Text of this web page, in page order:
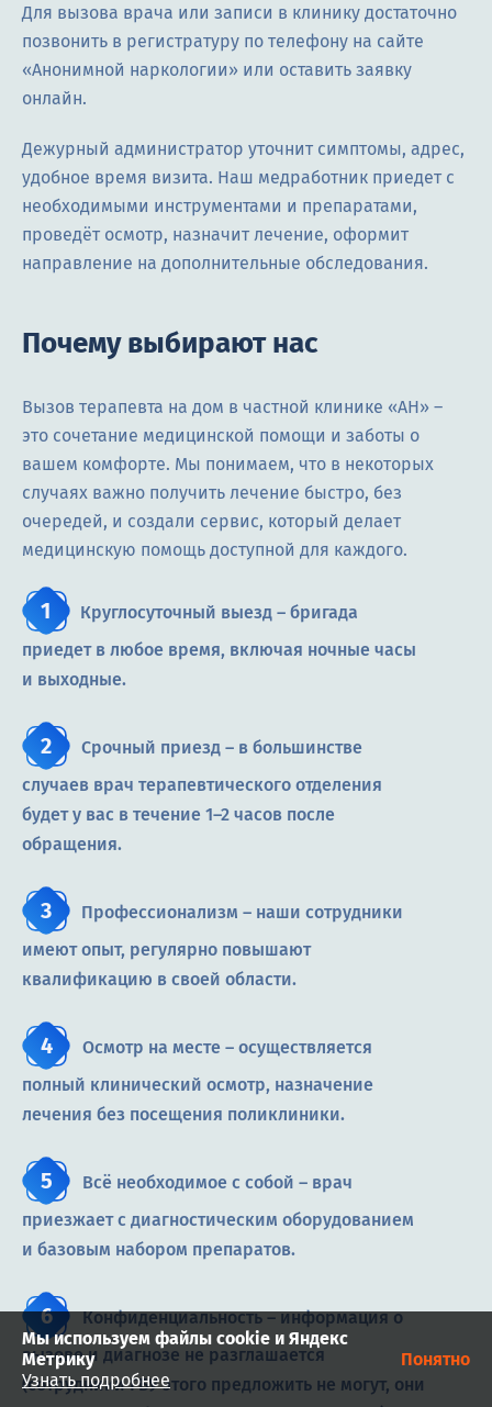
Для вызова врача или записи в клинику достаточно
позвонить в регистратуру по телефону на сайте
«Анонимной наркологии» или оставить заявку
онлайн.
Дежурный администратор уточнит симптомы, адрес,
удобное время визита. Наш медработник приедет с
необходимыми инструментами и препаратами,
проведёт осмотр, назначит лечение, оформит
направление на дополнительные обследования.
Почему выбирают нас
Вызов терапевта на дом в частной клинике «АН» –
это сочетание медицинской помощи и заботы о
вашем комфорте. Мы понимаем, что в некоторых
случаях важно получить лечение быстро, без
очередей, и создали сервис, который делает
медицинскую помощь доступной для каждого.
Круглосуточный выезд – бригада
приедет в любое время, включая ночные часы
и выходные.
Срочный приезд – в большинстве
случаев врач терапевтического отделения
будет у вас в течение 1–2 часов после
обращения.
Профессионализм – наши сотрудники
имеют опыт, регулярно повышают
квалификацию в своей области.
Осмотр на месте – осуществляется
полный клинический осмотр, назначение
лечения без посещения поликлиники.
Всё необходимое с собой – врач
приезжает с диагностическим оборудованием
и базовым набором препаратов.
Конфиденциальность – информация о
вызове и диагнозе не разглашается
(сотрудники ГБУ этого предложить не могут, они
Мы используем файлы cookie и Яндекс
Метрику
Узнать подробнее
Понятно